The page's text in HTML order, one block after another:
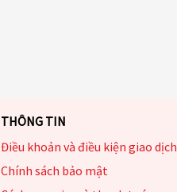
THÔNG TIN
Điều khoản và điều kiện giao dịch
Chính sách bảo mật